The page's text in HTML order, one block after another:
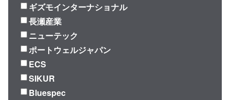
ギズモインターナショナル
長瀬産業
ニューテック
ポートウェルジャパン
ECS
SIKUR
Bluespec